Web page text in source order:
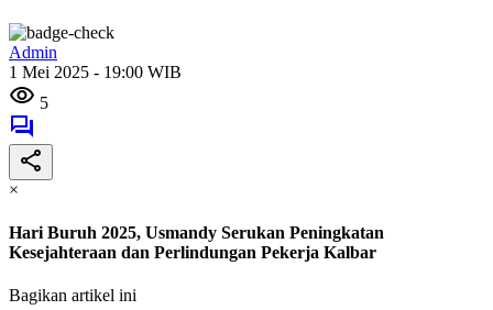
Admin
1 Mei 2025 - 19:00 WIB
5
×
Hari Buruh 2025, Usmandy Serukan Peningkatan
Kesejahteraan dan Perlindungan Pekerja Kalbar
Bagikan artikel ini